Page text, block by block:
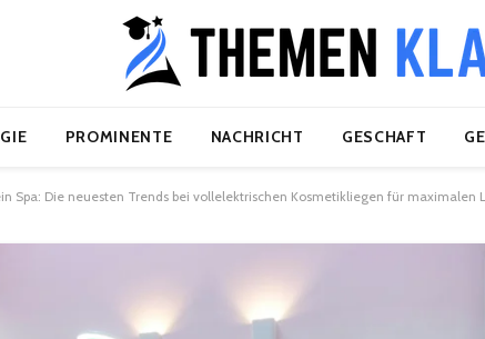
PROMINENTE NACHRICHT GESCHAFT
Spa: Die neuesten Trends bei vollelektrischen Kosmetikliegen für maximalen